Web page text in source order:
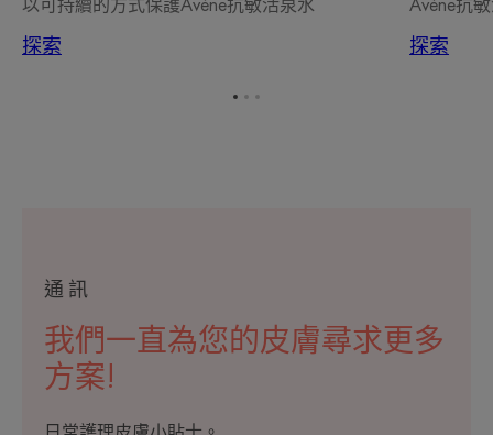
以可持續的方式保護Avène抗敏活泉水
探索
Avène抗
探索
通訊
我們一直為您的皮膚尋求更多
方案!